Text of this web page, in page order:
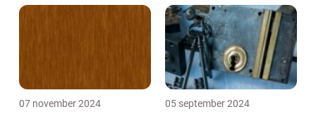
07 november 2024 05 september 2024